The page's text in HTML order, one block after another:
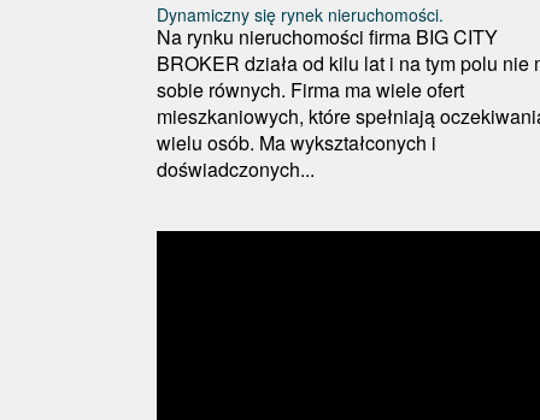
Dynamiczny się rynek nieruchomości.
Na rynku nieruchomości firma BIG CITY
BROKER działa od kilu lat i na tym polu nie
sobie równych. Firma ma wiele ofert
mieszkaniowych, które spełniają
wielu osób. Ma wykształconych i
doświadczonych...